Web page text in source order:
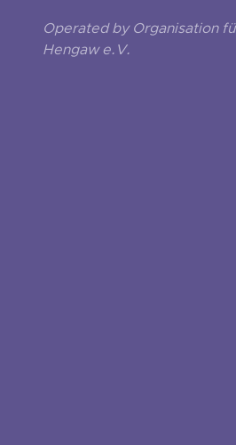
Operated by Organisation
Hengaw e.V.